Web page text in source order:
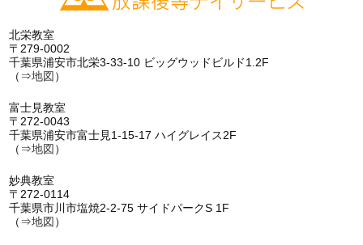
北栄教室
〒279-0002
千葉県浦安市北栄3-33-10 ビッグウッドビルド1.2F
（⇒地図 ）
富士見教室
〒272-0043
千葉県浦安市富士見1-15-17 ハイグレイス2F
（⇒地図 ）
妙典教室
〒272-0114
千葉県市川市塩焼2-2-75 サイドパークS 1F
（⇒地図 ）